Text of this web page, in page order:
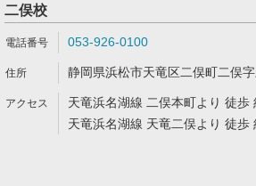
二俣校
053-926-0100
静岡県浜松市天竜区二俣町二俣
天竜浜名湖線 二俣本町より 徒歩
天竜浜名湖線 天竜二俣より 徒歩